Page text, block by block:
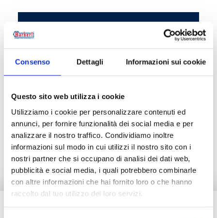
Consenso Dettagli Informazioni sui cookie
Questo sito web utilizza i cookie
Utilizziamo i cookie per personalizzare contenuti ed
annunci, per fornire funzionalità dei social media e per
analizzare il nostro traffico. Condividiamo inoltre
informazioni sul modo in cui utilizzi il nostro sito con i
nostri partner che si occupano di analisi dei dati web,
pubblicità e social media, i quali potrebbero combinarle
con altre informazioni che hai fornito loro o che hanno
raccolto dal tuo utilizzo dei loro servizi.
Descrizione
Documentazione
Hai bisogno di aiuto?